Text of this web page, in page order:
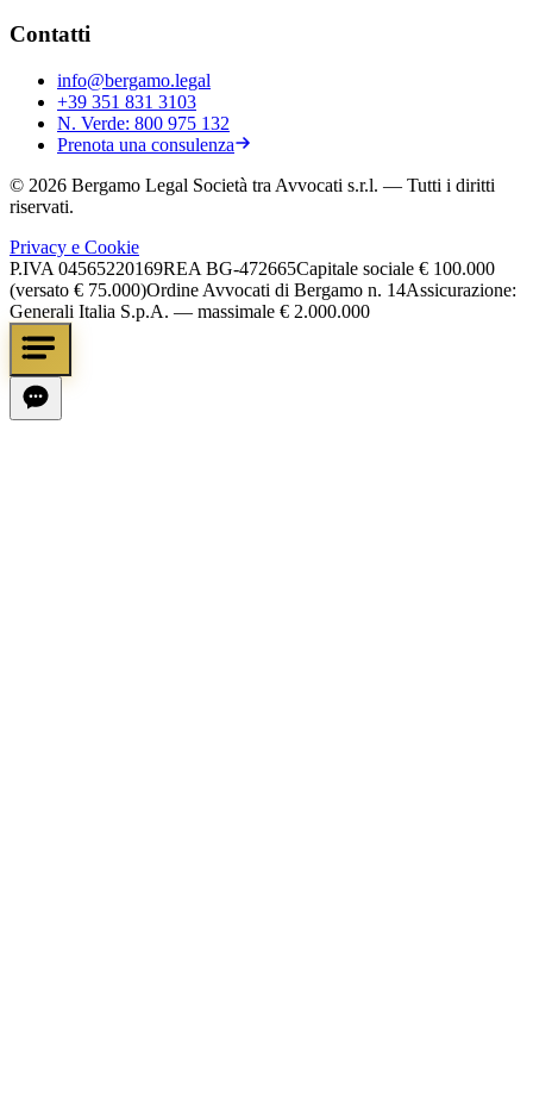
Contatti
info@bergamo.legal
+39 351 831 3103
N. Verde: 800 975 132
Prenota una consulenza
© 2026 Bergamo Legal Società tra Avvocati s.r.l. — Tutti i diritti
riservati.
Privacy e Cookie
P.IVA 04565220169REA BG-472665Capitale sociale € 100.000
(versato € 75.000)Ordine Avvocati di Bergamo n. 14Assicurazione:
Generali Italia S.p.A. — massimale € 2.000.000